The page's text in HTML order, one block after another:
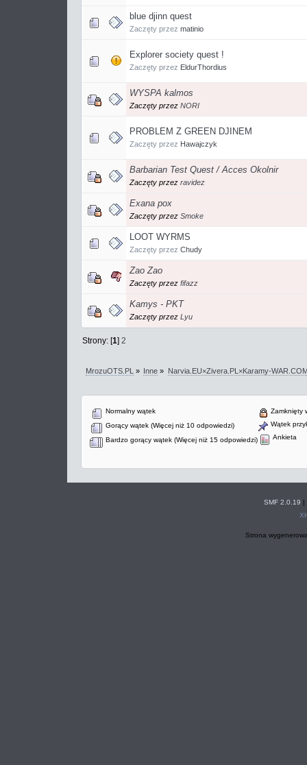
blue djinn quest
Zaczęty przez matinio
Explorer society quest !
Zaczęty przez EldurThordius
WYSPA kalmos
Zaczęty przez NORI
PROBLEM Z GREEN DJINEM
Zaczęty przez Hawajczyk
Barbarian Test Quest / Acces Okolnir
Zaczęty przez ravidez
Exana pox
Zaczęty przez Smoke
LOOT WYRMS
Zaczęty przez Chudy
Zao Zao
Zaczęty przez fifazz
Kamys - PKT
Zaczęty przez Lyu
Strony: [1]2
MrozuOTS.PL » Inne » Narvia.EU×Zivera.PL×Karamy-
Normalny wątek
Gorący wątek (Więcej niż 10 odpowiedzi)
Bardzo gorący wątek (Więcej niż 15 odpowiedzi)
Zamknięty
Wątek
Ankieta
SMF 2.0.19 |
Strona